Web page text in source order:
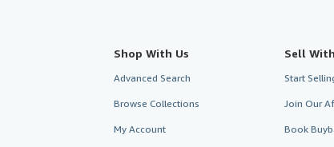
Shop With Us
Advanced Search
Browse Collections
My Account
Sell
Start
Join Our
Book